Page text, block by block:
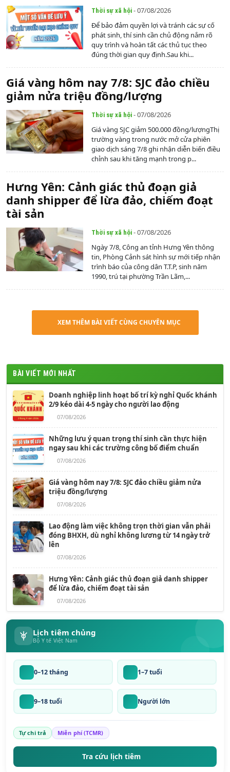
Thời sự xã hội - 07/08/2026
Để bảo đảm quyền lợi và tránh các sự cố
phát sinh, thí sinh cần chủ động nắm rõ
quy trình và hoàn tất các thủ tục theo
đúng thời gian quy định.Sau khi...
Giá vàng hôm nay 7/8: SJC đảo chiều
giảm nửa triệu đồng/lượng
Thời sự xã hội - 07/08/2026
Giá vàng SJC giảm 500.000 đồng/lượngThị
trường vàng trong nước mở cửa phiên
giao dịch sáng 7/8 ghi nhận diễn biến điều
chỉnh sau khi tăng mạnh trong p...
Hưng Yên: Cảnh giác thủ đoạn giả
danh shipper để lừa đảo, chiếm đoạt
tài sản
Thời sự xã hội - 07/08/2026
Ngày 7/8, Công an tỉnh Hưng Yên thông
tin, Phòng Cảnh sát hình sự mới tiếp nhận
trình báo của công dân T.T.P, sinh năm
1990, trú tại phường Trần Lãm,...
XEM THÊM BÀI VIẾT CÙNG CHUYÊN MỤC
BÀI VIẾT MỚI NHẤT
Doanh nghiệp linh hoạt bố trí kỳ nghỉ Quốc khánh
2/9 kéo dài 4-5 ngày cho người lao động
07/08/2026
Những lưu ý quan trọng thí sinh cần thực hiện
ngay sau khi các trường công bố điểm chuẩn
07/08/2026
Giá vàng hôm nay 7/8: SJC đảo chiều giảm nửa
triệu đồng/lượng
07/08/2026
Lao động làm việc không trọn thời gian vẫn phải
đóng BHXH, dù nghỉ không lương từ 14 ngày trở
lên
07/08/2026
Hưng Yên: Cảnh giác thủ đoạn giả danh shipper
để lừa đảo, chiếm đoạt tài sản
07/08/2026
Lịch tiêm chủng
Bộ Y tế Việt Nam
0–12 tháng 1–7 tuổi
9–18 tuổi Người lớn
Tự chi trả Miễn phí (TCMR)
Tra cứu lịch tiêm